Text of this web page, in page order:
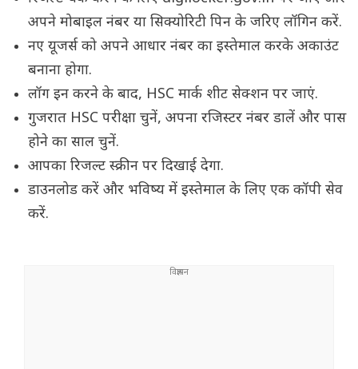
अपने मोबाइल नंबर या सिक्योरिटी पिन के जरिए लॉगिन करें.
नए यूजर्स को अपने आधार नंबर का इस्तेमाल करके अकाउंट
बनाना होगा.
लॉग इन करने के बाद, HSC मार्क शीट सेक्शन पर जाएं.
गुजरात HSC परीक्षा चुनें, अपना रजिस्टर नंबर डालें और पास
होने का साल चुनें.
आपका रिजल्ट स्क्रीन पर दिखाई देगा.
डाउनलोड करें और भविष्य में इस्तेमाल के लिए एक कॉपी सेव
करें.